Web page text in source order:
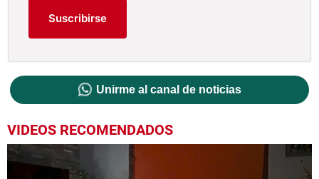
Suscribirse
Unirme al canal de noticias
VIDEOS RECOMENDADOS